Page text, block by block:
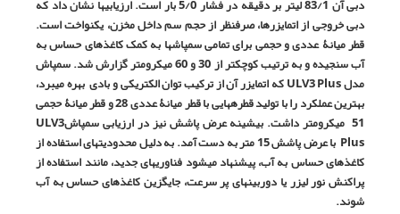
دبی آن 83/1 لیتر بر دقیقه در فشار 5/0 بار است. ارزیابی­ها نشان داد که
دبی خروجی از اتمایزرها، صرف­نظر از حجم سم داخل مخزن، یکنواخت است.
قطر میانۀ عددی و حجمی برای تمامی سمپاش­ها به کمک کاغذهای حساس به
آب سنجیده و به ترتیب کوچک­تر از 30 و 60 میکرومتر گزارش شد. سمپاش
مدلULV3 Plusکه اتمایزر آن از ترکیب توان الکتریکی و بادی بهره می­برد،
بهترین عملکرد را با تولید قطره­هایی با قطر میانۀ عددی 28 و قطر میانۀ حجمی
51 میکرومتر داشت. بیشینه عرض پاشش نیز در ارزیابی سمپاش
ULV3
Plus
با عرض پاشش 15 متر به دست آمد. به ­دلیل محدودیت­های استفاده از
کاغذ­های حساس به آب، پیشنهاد می­شود فناوری­های جدید، مانند استفاده از
پراکنش نور لیزر یا دوربین­های پر سرعت، جایگزین کاغذهای حساس به آب
شوند.